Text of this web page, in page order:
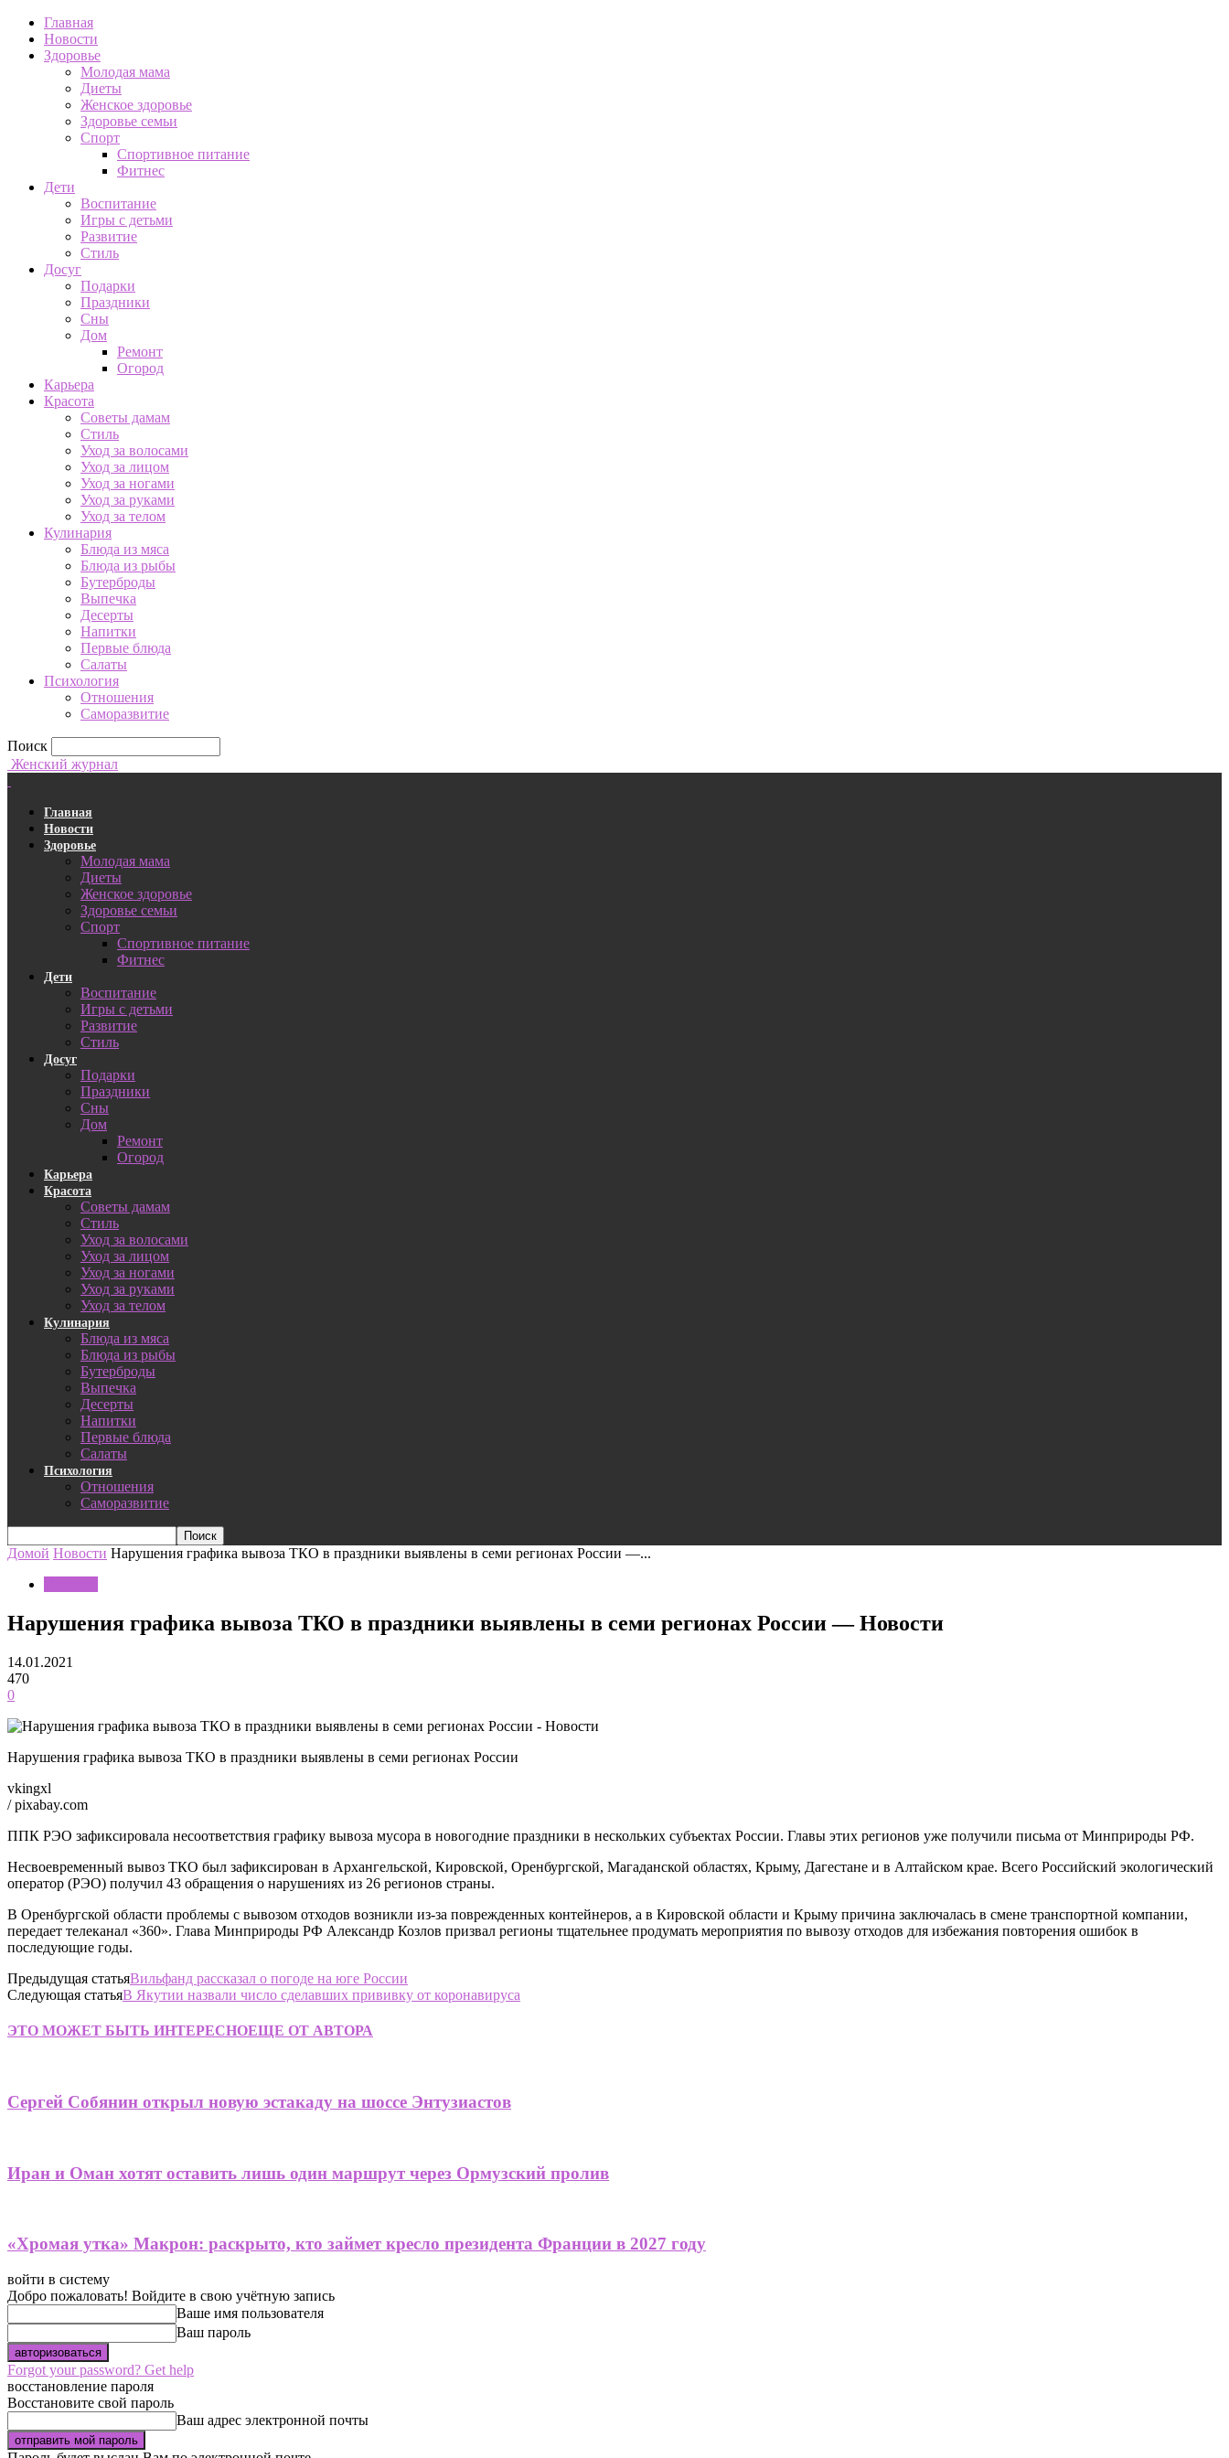
Главная
Новости
Здоровье
Молодая мама
Диеты
Женское здоровье
Здоровье семьи
Спорт
Спортивное питание
Фитнес
Дети
Воспитание
Игры с детьми
Развитие
Стиль
Досуг
Подарки
Праздники
Сны
Дом
Ремонт
Огород
Карьера
Красота
Советы дамам
Стиль
Уход за волосами
Уход за лицом
Уход за ногами
Уход за руками
Уход за телом
Кулинария
Блюда из мяса
Блюда из рыбы
Бутерброды
Выпечка
Десерты
Напитки
Первые блюда
Салаты
Психология
Отношения
Саморазвитие
Поиск
Женский журнал
Главная
Новости
Здоровье
Молодая мама
Диеты
Женское здоровье
Здоровье семьи
Спорт
Спортивное питание
Фитнес
Дети
Воспитание
Игры с детьми
Развитие
Стиль
Досуг
Подарки
Праздники
Сны
Дом
Ремонт
Огород
Карьера
Красота
Советы дамам
Стиль
Уход за волосами
Уход за лицом
Уход за ногами
Уход за руками
Уход за телом
Кулинария
Блюда из мяса
Блюда из рыбы
Бутерброды
Выпечка
Десерты
Напитки
Первые блюда
Салаты
Психология
Отношения
Саморазвитие
Домой Новости Нарушения графика вывоза ТКО в праздники выявлены в семи регионах России —...
Нарушения графика вывоза ТКО в праздники выявлены в семи регионах России — Новости
14.01.2021
470
0
Нарушения графика вывоза ТКО в праздники выявлены в семи регионах России
vkingxl
/ pixabay.com
ППК РЭО зафиксировала несоответствия графику вывоза мусора в новогодние праздники в нескольких субъектах России. Главы этих регионов уже получили письма от Минприроды РФ.
Несвоевременный вывоз ТКО был зафиксирован в Архангельской, Кировской, Оренбургской, Магаданской областях, Крыму, Дагестане и в Алтайском крае. Всего Российский экологический
оператор (РЭО) получил 43 обращения о нарушениях из 26 регионов страны.
В Оренбургской области проблемы с вывозом отходов возникли из-за поврежденных контейнеров, а в Кировской области и Крыму причина заключалась в смене транспортной компании,
передает телеканал «360». Глава Минприроды РФ Александр Козлов призвал регионы тщательнее продумать мероприятия по вывозу отходов для избежания повторения ошибок в
последующие годы.
Предыдущая статьяВильфанд рассказал о погоде на юге России
Следующая статьяВ Якутии назвали число сделавших прививку от коронавируса
ЭТО МОЖЕТ БЫТЬ ИНТЕРЕСНОЕЩЕ ОТ АВТОРА
Сергей Собянин открыл новую эстакаду на шоссе Энтузиастов
Иран и Оман хотят оставить лишь один маршрут через Ормузский пролив
«Хромая утка» Макрон: раскрыто, кто займет кресло президента Франции в 2027 году
войти в систему
Добро пожаловать! Войдите в свою учётную запись
Ваше имя пользователя
Ваш пароль
Forgot your password? Get help
восстановление пароля
Восстановите свой пароль
Ваш адрес электронной почты